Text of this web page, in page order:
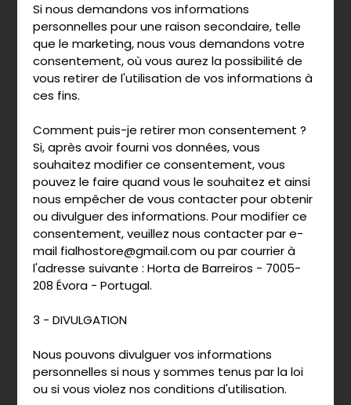
Si nous demandons vos informations
personnelles pour une raison secondaire, telle
que le marketing, nous vous demandons votre
consentement, où vous aurez la possibilité de
vous retirer de l'utilisation de vos informations à
ces fins.
Comment puis-je retirer mon consentement ?
Si, après avoir fourni vos données, vous
souhaitez modifier ce consentement, vous
pouvez le faire quand vous le souhaitez et ainsi
nous empêcher de vous contacter pour obtenir
ou divulguer des informations. Pour modifier ce
consentement, veuillez nous contacter par e-
mail fialhostore@gmail.com ou par courrier à
l'adresse suivante : Horta de Barreiros - 7005-
208 Évora - Portugal.
3 - DIVULGATION
Nous pouvons divulguer vos informations
personnelles si nous y sommes tenus par la loi
ou si vous violez nos conditions d'utilisation.